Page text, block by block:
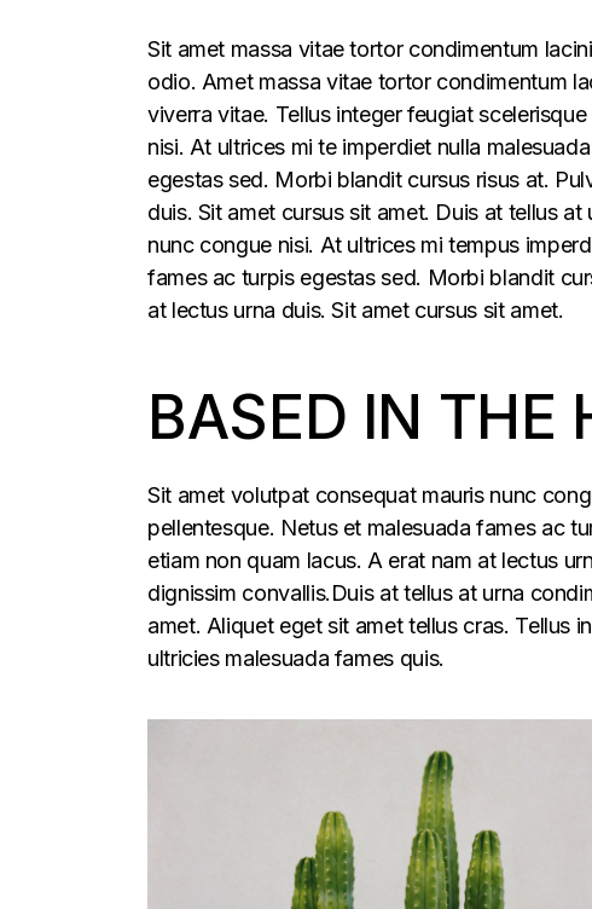
Sit amet massa vitae tortor condimentum
odio. Amet massa vitae tortor condimentum
viverra vitae. Tellus integer feugiat
nisi. At ultrices mi te imperdiet nulla
egestas sed. Morbi blandit cursus risus at.
duis. Sit amet cursus sit amet. Duis at tellus
nunc congue nisi. At ultrices mi tempus
fames ac turpis egestas sed. Morbi blandit
at lectus urna duis. Sit amet cursus sit amet.
BASED IN THE
Sit amet volutpat consequat mauris nunc
pellentesque. Netus et malesuada fames ac
etiam non quam lacus. A erat nam at lectus
dignissim convallis.Duis at tellus at urna
amet. Aliquet eget sit amet tellus cras. Tellus
ultricies malesuada fames quis.